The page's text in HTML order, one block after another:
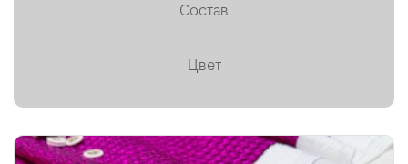
Платки, палантины, шарфы
Состав
Цвет